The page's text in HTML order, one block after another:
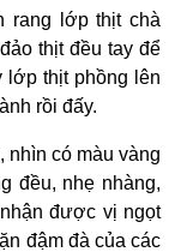
rang lớp thịt chà
thịt đều tay để
lớp thịt phồng lên
rồi đấy.
có màu vàng
đều, nhẹ nhàng,
được vị ngọt
đậm đà của các